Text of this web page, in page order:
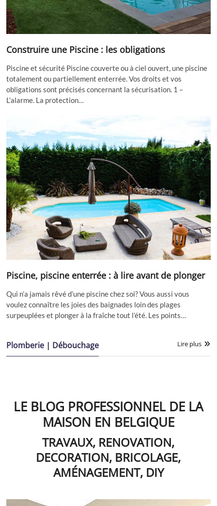
Construire une Piscine : les obligations
Piscine et sécurité Piscine couverte ou à ciel ouvert, une piscine
totalement ou partiellement enterrée. Vos droits et vos
obligations sont précisés concernant la sécurisation. 1 –
L’alarme. La protection…
Piscine, piscine enterrée : à lire avant de plonger
Qui n’a jamais rêvé d’une piscine chez soi? Vous aussi vous
voulez connaître les joies des baignades loin des plages
surpeuplées et plonger à la fraîche tout l’été. Les points…
Plomberie | Débouchage Lire plus
LE BLOG PROFESSIONNEL DE LA
MAISON EN BELGIQUE
TRAVAUX, RENOVATION,
DECORATION, BRICOLAGE,
AMÉNAGEMENT, DIY